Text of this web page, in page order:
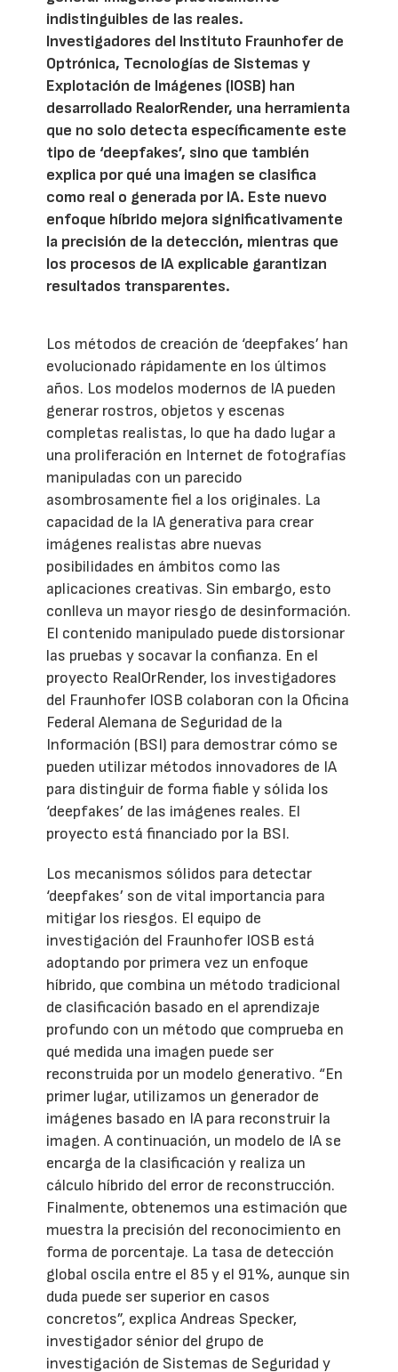
indistinguibles de las reales.
Investigadores del Instituto Fraunhofer de
Optrónica, Tecnologías de Sistemas y
Explotación de Imágenes (IOSB) han
desarrollado RealorRender, una herramienta
que no solo detecta específicamente este
tipo de ‘deepfakes’, sino que también
explica por qué una imagen se clasifica
como real o generada por IA. Este nuevo
enfoque híbrido mejora significativamente
la precisión de la detección, mientras que
los procesos de IA explicable garantizan
resultados transparentes.
Los métodos de creación de ‘deepfakes’ han
evolucionado rápidamente en los últimos
años. Los modelos modernos de IA pueden
generar rostros, objetos y escenas
completas realistas, lo que ha dado lugar a
una proliferación en Internet de fotografías
manipuladas con un parecido
asombrosamente fiel a los originales. La
capacidad de la IA generativa para crear
imágenes realistas abre nuevas
posibilidades en ámbitos como las
aplicaciones creativas. Sin embargo, esto
conlleva un mayor riesgo de desinformación.
El contenido manipulado puede distorsionar
las pruebas y socavar la confianza. En el
proyecto RealOrRender, los investigadores
del Fraunhofer IOSB colaboran con la Oficina
Federal Alemana de Seguridad de la
Información (BSI) para demostrar cómo se
pueden utilizar métodos innovadores de IA
para distinguir de forma fiable y sólida los
‘deepfakes’ de las imágenes reales. El
proyecto está financiado por la BSI.
Los mecanismos sólidos para detectar
‘deepfakes’ son de vital importancia para
mitigar los riesgos. El equipo de
investigación del Fraunhofer IOSB está
adoptando por primera vez un enfoque
híbrido, que combina un método tradicional
de clasificación basado en el aprendizaje
profundo con un método que comprueba en
qué medida una imagen puede ser
reconstruida por un modelo generativo. “En
primer lugar, utilizamos un generador de
imágenes basado en IA para reconstruir la
imagen. A continuación, un modelo de IA se
encarga de la clasificación y realiza un
cálculo híbrido del error de reconstrucción.
Finalmente, obtenemos una estimación que
muestra la precisión del reconocimiento en
forma de porcentaje. La tasa de detección
global oscila entre el 85 y el 91%, aunque sin
duda puede ser superior en casos
concretos”, explica Andreas Specker,
investigador sénior del grupo de
investigación de Sistemas de Seguridad y